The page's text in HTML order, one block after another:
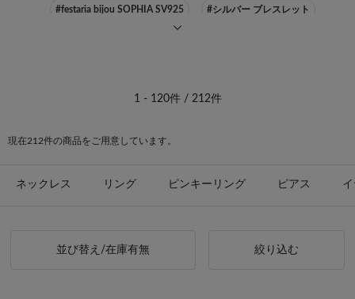
#festaria bijou SOPHIA SV925 #シルバー ブレスレット
1 - 120件 / 212件
現在212件の商品をご用意しています。
ネックレス リング ピンキーリング ピアス
並び替え/在庫有無 絞り込む